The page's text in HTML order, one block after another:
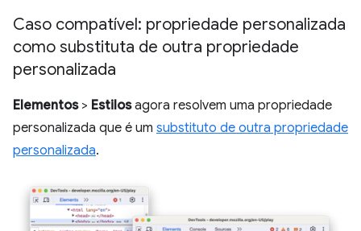
Caso compatível: propriedade personalizada
como substituta de outra propriedade
personalizada
Elementos> Estilosagora resolvem uma propriedade
personalizada que é um substituto de outra propriedade
personalizada.